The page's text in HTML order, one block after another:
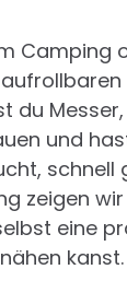
Camping
du
und
schnell
zeigen
eine
kanst.